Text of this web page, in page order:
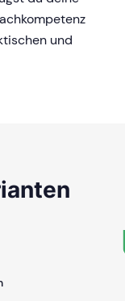
und